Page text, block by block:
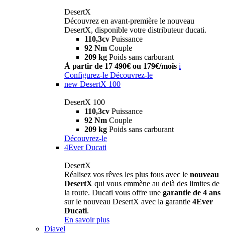
DesertX
Découvrez en avant-première le nouveau
DesertX, disponible votre distributeur ducati.
110,3cv Puissance
92 Nm Couple
209 kg Poids sans carburant
À partir de 17 490€ ou 179€/mois i
Configurez-le Découvrez-le
new DesertX 100
DesertX 100
110,3cv Puissance
92 Nm Couple
209 kg Poids sans carburant
Découvrez-le
4Ever Ducati
DesertX
Réalisez vos rêves les plus fous avec le nouveau
DesertX qui vous emmène au delà des limites de
la route. Ducati vous offre une garantie de 4 ans
sur le nouveau DesertX avec la garantie 4Ever
Ducati.
En savoir plus
Diavel